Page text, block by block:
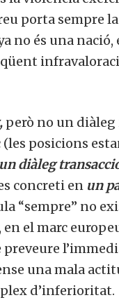
porta sempre
no és una
però no un
posicions
un diàleg
concreti en un
“sempre” no
el marc
preveure
una mala
d’inferioritat.